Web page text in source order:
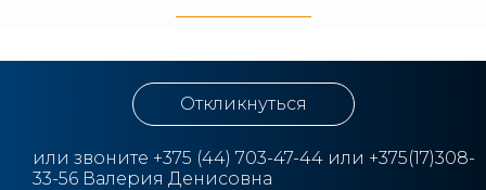
Откликнуться
или звоните +375 (44) 703-47-44 или +375(17)308-
33-56 Валерия Денисовна